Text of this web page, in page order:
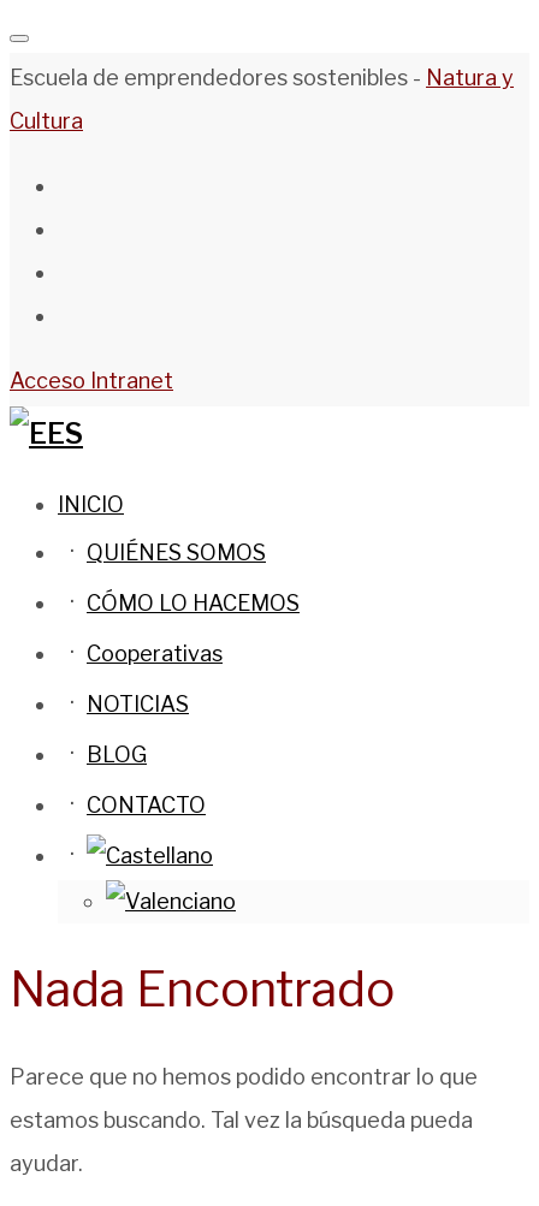
Saltar
al
contenido
Escuela de emprendedores sostenibles - Natura y
Cultura
Acceso Intranet
INICIO
QUIÉNES SOMOS
CÓMO LO HACEMOS
Cooperativas
NOTICIAS
BLOG
CONTACTO
Nada Encontrado
Parece que no hemos podido encontrar lo que
estamos buscando. Tal vez la búsqueda pueda
ayudar.